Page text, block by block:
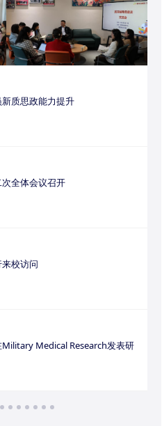
质思政能力提升
全体会议召开
校访问
Medical Research发表研